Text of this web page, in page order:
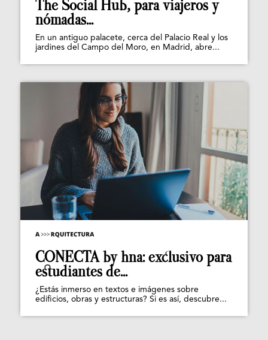
The Social Hub, para viajeros y
nómadas...
En un antiguo palacete, cerca del Palacio Real y los
jardines del Campo del Moro, en Madrid, abre...
CONECTA by hna: exclusivo para
estudiantes de...
¿Estás inmerso en textos e imágenes sobre
edificios, obras y estructuras? Si es así, descubre...